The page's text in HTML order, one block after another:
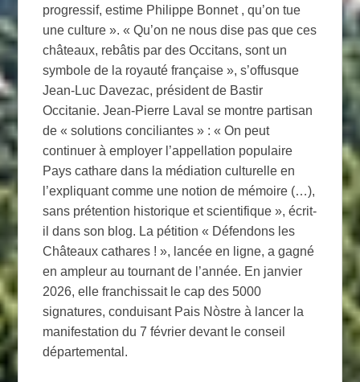
progressif, estime Philippe Bonnet , qu’on tue
une culture ». « Qu’on ne nous dise pas que ces
châteaux, rebâtis par des Occitans, sont un
symbole de la royauté française », s’offusque
Jean-Luc Davezac, président de Bastir
Occitanie. Jean-Pierre Laval se montre partisan
de « solutions conciliantes » : « On peut
continuer à employer l’appellation populaire
Pays cathare dans la médiation culturelle en
l’expliquant comme une notion de mémoire (…),
sans prétention historique et scientifique », écrit-
il dans son blog. La pétition « Défendons les
Châteaux cathares ! », lancée en ligne, a gagné
en ampleur au tournant de l’année. En janvier
2026, elle franchissait le cap des 5000
signatures, conduisant Pais Nòstre à lancer la
manifestation du 7 février devant le conseil
départemental.